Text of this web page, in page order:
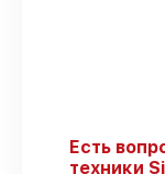
Есть
техники